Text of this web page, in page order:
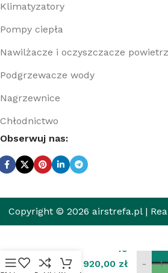
Klimatyzatory
Pompy ciepła
Nawilżacze i oczyszczacze
Podgrzewacze wody
Nagrzewnice
Chłodnictwo
Obserwuj nas:
Copyright © 2026 airstrefa.pl |
ciepła
monoblok
TCL
thermal
19
920,00 zł
-